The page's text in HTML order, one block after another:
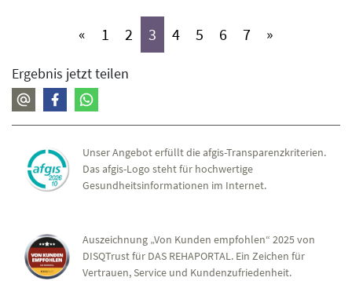
« 1 (aktiv)
2 (aktiv)
3 (aktiv)
4(aktiv)
5 (aktiv)
6 (aktiv)
7(aktiv)
»
Ergebnis jetzt teilen
Unser Angebot erfüllt die afgis-Transparenzkriterien.
Das afgis-Logo steht für hochwertige
Gesundheitsinformationen im Internet.
Auszeichnung „Von Kunden empfohlen“ 2025 von
DISQTrust für DAS REHAPORTAL. Ein Zeichen für
Vertrauen, Service und Kundenzufriedenheit.